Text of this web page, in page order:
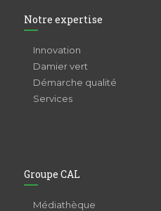
Notre expertise
Innovation
Damier vert
Démarche qualité
Services
Groupe CAL
Médiathèque